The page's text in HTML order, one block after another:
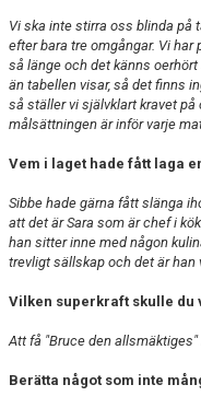
Vi ska inte stirra oss blinda på
efter bara tre omgångar. Vi
så länge och det känns
än tabellen visar, så det finns
så ställer vi självklart kravet
målsättningen är inför varje
Vem i laget hade fått laga
Sibbe hade gärna fått slänga
att det är Sara som är chef i
han sitter inne med någon
trevligt sällskap och det är han
Vilken superkraft skulle du
Att få "Bruce den
Berätta något som inte